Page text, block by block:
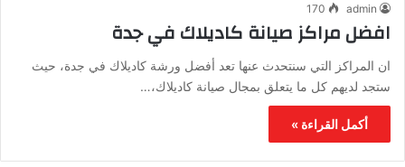
admin
170
افضل مراكز صيانة كاديلاك في جدة
ان المراكز التي سنتحدث عنها تعد أفضل ورشة كاديلاك في جدة، حيث
ستجد لديهم كل ما يتعلق بمجال صيانة كاديلاك،…
أكمل القراءة »